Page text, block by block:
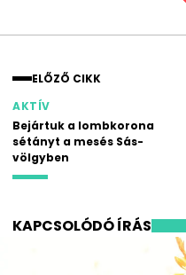
ELŐZŐ CIKK
AKTÍV
Bejártuk a lombkorona
sétányt a mesés Sás-
völgyben
KAPCSOLÓDÓ ÍRÁS